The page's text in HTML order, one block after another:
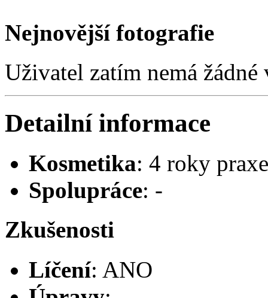
Nejnovější fotografie
Uživatel zatím nemá
Detailní informace
Kosmetika: 4 roky praxe
Spolupráce: -
Zkušenosti
Líčení: ANO